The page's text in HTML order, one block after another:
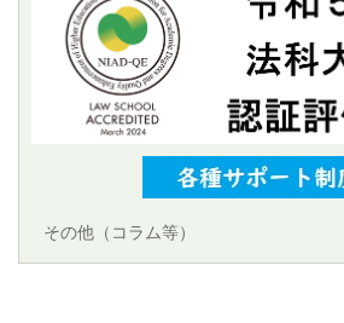
その他（コラム等）